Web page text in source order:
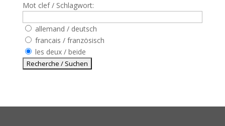
Mot clef / Schlagwort:
allemand / deutsch
francais / französisch
les deux / beide